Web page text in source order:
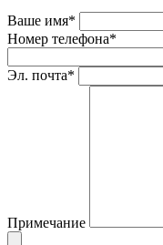
Ваше имя*
Номер телефона*
Эл. почта*
Примечание